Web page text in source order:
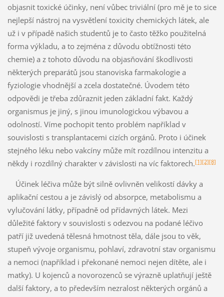
objasnit toxické účinky, není vůbec triviální (pro mě je to sice
nejlepší nástroj na vysvětlení toxicity chemických látek, ale
už i v případě našich studentů je to často těžko použitelná
forma výkladu, a to zejména z důvodu obtížnosti této
chemie) a z tohoto důvodu na objasňování škodlivosti
některých preparátů jsou stanoviska farmakologie a
fyziologie vhodnější a zcela dostatečné. Úvodem této
odpovědi je třeba zdůraznit jeden základní fakt. Každý
organismus je jiný, s jinou imunologickou výbavou a
odolností. Víme pochopit tento problém například v
souvislosti s transplantacemi cizích orgánů. Proto i účinek
stejného léku nebo vakcíny může mít rozdílnou intenzitu a
někdy i rozdílný charakter v závislosti na víc faktorech.[1][2][8]
Účinek léčiva může být silně ovlivněn velikostí dávky a
aplikační cestou a je závislý od absorpce, metabolismu a
vylučování látky, případně od přídavných látek. Mezi
důležité faktory v souvislosti s odezvou na podané léčivo
patří již uvedená tělesná hmotnost těla, dále jsou to věk,
stupeň vývoje organismu, pohlaví, zdravotní stav organismu
a nemoci (například i překonané nemoci nejen dítěte, ale i
matky). U kojenců a novorozenců se výrazně uplatňují ještě
další faktory, a to především nezralost některých orgánů a